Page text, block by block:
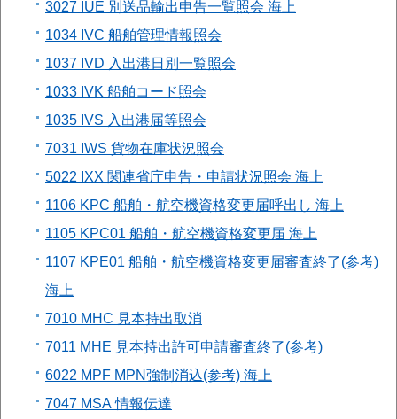
3027 IUE 別送品輸出申告一覧照会 海上
1034 IVC 船舶管理情報照会
1037 IVD 入出港日別一覧照会
1033 IVK 船舶コード照会
1035 IVS 入出港届等照会
7031 IWS 貨物在庫状況照会
5022 IXX 関連省庁申告・申請状況照会 海上
1106 KPC 船舶・航空機資格変更届呼出し 海上
1105 KPC01 船舶・航空機資格変更届 海上
1107 KPE01 船舶・航空機資格変更届審査終了(参考)
海上
7010 MHC 見本持出取消
7011 MHE 見本持出許可申請審査終了(参考)
6022 MPF MPN強制消込(参考) 海上
7047 MSA 情報伝達